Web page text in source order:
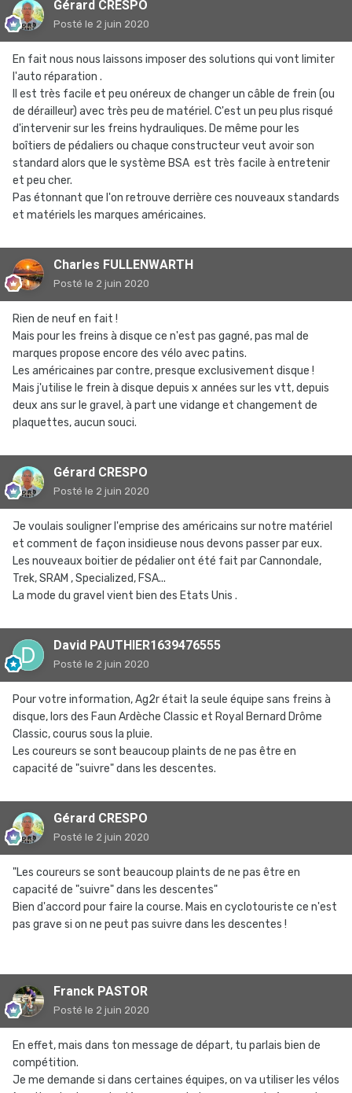
Gérard CRESPO
Posté le 2 juin 2020
En fait nous nous laissons imposer des solutions qui vont limiter
l'auto réparation .
Il est très facile et peu onéreux de changer un câble de frein (ou
de dérailleur) avec très peu de matériel. C'est un peu plus risqué
d'intervenir sur les freins hydrauliques. De même pour les
boîtiers de pédaliers ou chaque constructeur veut avoir son
standard alors que le système BSA est très facile à entretenir
et peu cher.
Pas étonnant que l'on retrouve derrière ces nouveaux standards
et matériels les marques américaines.
Charles FULLENWARTH
Posté le 2 juin 2020
Rien de neuf en fait !
Mais pour les freins à disque ce n'est pas gagné, pas mal de
marques propose encore des vélo avec patins.
Les américaines par contre, presque exclusivement disque !
Mais j'utilise le frein à disque depuis x années sur les vtt, depuis
deux ans sur le gravel, à part une vidange et changement de
plaquettes, aucun souci.
Gérard CRESPO
Posté le 2 juin 2020
Je voulais souligner l'emprise des américains sur notre matériel
et comment de façon insidieuse nous devons passer par eux.
Les nouveaux boitier de pédalier ont été fait par Cannondale,
Trek, SRAM , Specialized, FSA...
La mode du gravel vient bien des Etats Unis .
David PAUTHIER1639476555
Posté le 2 juin 2020
Pour votre information, Ag2r était la seule équipe sans freins à
disque, lors des Faun Ardèche Classic et Royal Bernard Drôme
Classic, courus sous la pluie.
Les coureurs se sont beaucoup plaints de ne pas être en
capacité de "suivre" dans les descentes.
Gérard CRESPO
Posté le 2 juin 2020
"Les coureurs se sont beaucoup plaints de ne pas être en
capacité de "suivre" dans les descentes"
Bien d'accord pour faire la course. Mais en cyclotouriste ce n'est
pas grave si on ne peut pas suivre dans les descentes !
Franck PASTOR
Posté le 2 juin 2020
En effet, mais dans ton message de départ, tu parlais bien de
compétition.
Je me demande si dans certaines équipes, on va utiliser les vélos